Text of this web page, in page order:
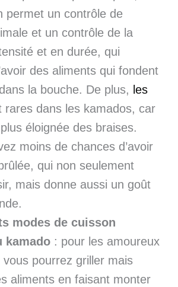
permet un contrôle de
et un contrôle de la
et en durée, qui
des aliments qui fondent
la bouche. De plus, les
rares dans les kamados, car
éloignée des braises.
moins de chances d’avoir
qui non seulement
mais donne aussi un goût
modes de cuisson
kamado: pour les amoureux
pourrez griller mais
aliments en faisant monter